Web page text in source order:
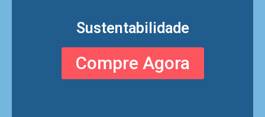
Sustentabilidade
Compre Agora